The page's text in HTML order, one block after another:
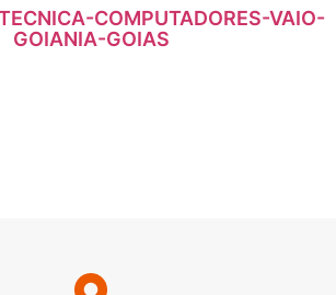
COMPUTADORES-VAIO-
GOIANIA-GOIAS